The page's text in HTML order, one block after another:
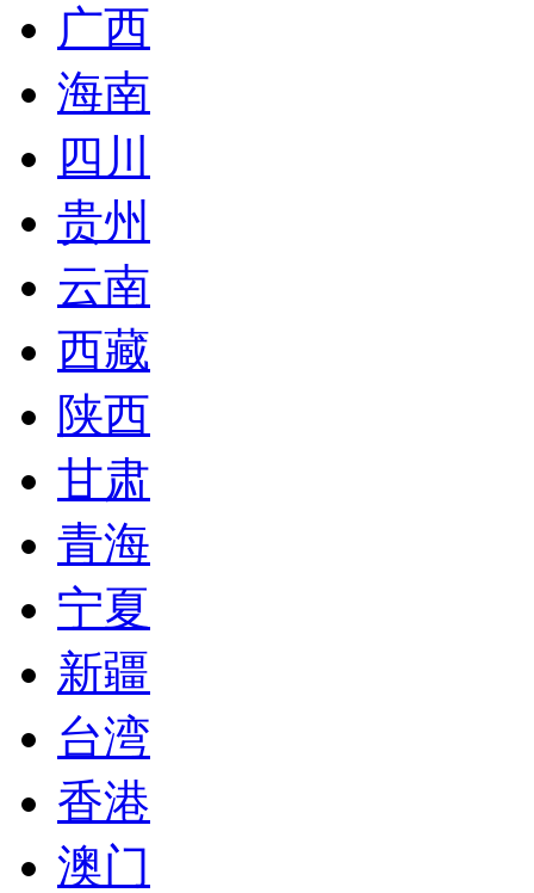
广西
海南
四川
贵州
云南
西藏
陕西
甘肃
青海
宁夏
新疆
台湾
香港
澳门